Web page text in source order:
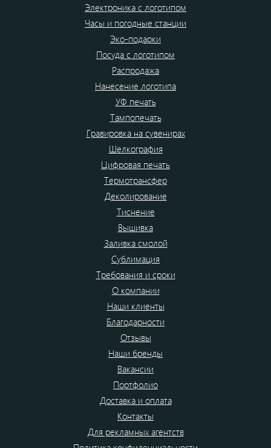
Электроника с логотипом
Часы и погодные станции
Эко-подарки
Посуда с логотипом
Распродажа
Нанесение логотипа
УФ печать
Тампопечать
Гравировка на сувенирах
Шелкография
Цифровая печать
Термотрансфер
Деколирование
Тиснение
Вышивка
Заливка смолой
Сублимация
Требования и сроки
О компании
Наши клиенты
Благодарности
Отзывы
Наши бренды
Вакансии
Портфолио
Доставка и оплата
Контакты
Для рекламных агентств